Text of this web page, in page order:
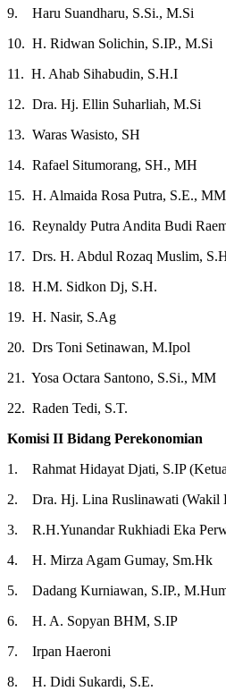
9. Haru Suandharu, S.Si., M.Si
10. H. Ridwan Solichin, S.IP., M.Si
11. H. Ahab Sihabudin, S.H.I
12. Dra. Hj. Ellin Suharliah, M.Si
13. Waras Wasisto, SH
14. Rafael Situmorang, SH., MH
15. H. Almaida Rosa Putra, S.E., MM
16. Reynaldy Putra Andita Budi
17. Drs. H. Abdul Rozaq Muslim,
18. H.M. Sidkon Dj, S.H.
19. H. Nasir, S.Ag
20. Drs Toni Setinawan, M.Ipol
21. Yosa Octara Santono, S.Si., MM
22. Raden Tedi, S.T.
Komisi II Bidang Perekonomian
1. Rahmat Hidayat Djati, S.IP
2. Dra. Hj. Lina Ruslinawati (Wakil
3. R.H.Yunandar Rukhiadi Eka
4. H. Mirza Agam Gumay, Sm.Hk
5. Dadang Kurniawan, S.IP.,
6. H. A. Sopyan BHM, S.IP
7. Irpan Haeroni
8. H. Didi Sukardi, S.E.